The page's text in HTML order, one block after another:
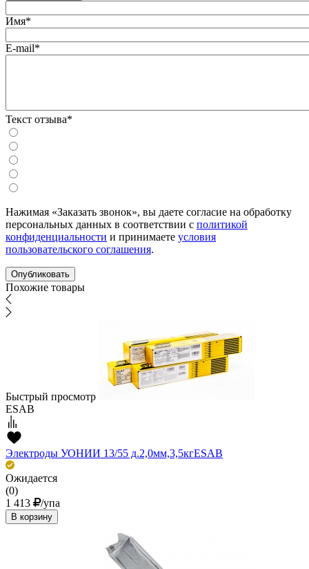
Имя*
E-mail*
Текст отзыва*
Нажимая «Заказать звонок», вы даете согласие на обработку
персональных данных в соответствии с политикой
конфиденциальности и принимаете условия
пользовательского соглашения.
Похожие товары
Быстрый просмотр
ESAB
Электроды УОНИИ 13/55 д.2,0мм,3,5кгESAВ
Ожидается
(0)
1 413
/упа
В корзину